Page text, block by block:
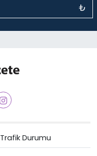
₺
Trafik Durumu